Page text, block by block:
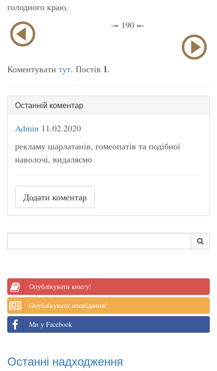
голодного краю.
-= 190 =-
Коментувати тут. Постів 1.
Останній коментар
Admin 11.02.2020
рекламу шарлатанів, гомеопатів та подібної
наволочі, видаляємо
Додати коментар
Опублікувати книгу!
Опублікувати оповідання!
Ми у Facebook
Останні надходження